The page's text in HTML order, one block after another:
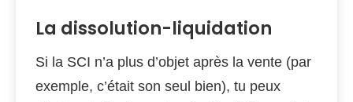
La dissolution-liquidation
Si la SCI n’a plus d’objet après la vente (par
exemple, c’était son seul bien), tu peux